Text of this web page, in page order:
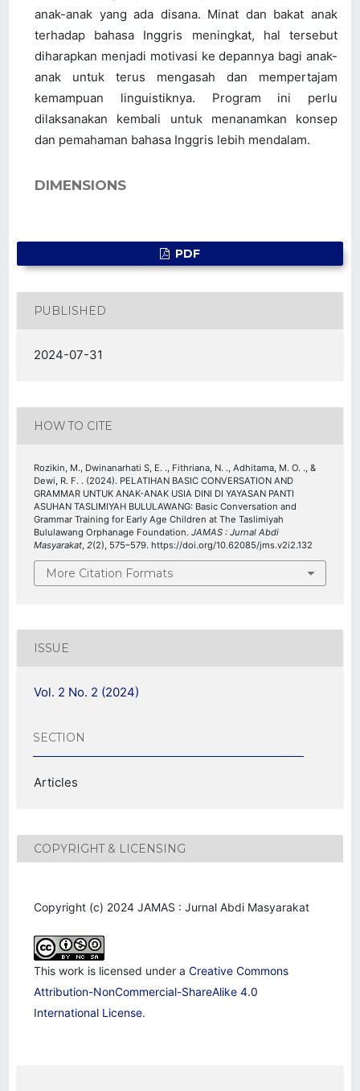
anak-anak yang ada disana. Minat dan bakat anak
terhadap bahasa Inggris meningkat, hal tersebut
diharapkan menjadi motivasi ke depannya bagi anak-
anak untuk terus mengasah dan mempertajam
kemampuan linguistiknya. Program ini perlu
dilaksanakan kembali untuk menanamkan konsep
dan pemahaman bahasa Inggris lebih mendalam.
DIMENSIONS
PDF
PUBLISHED
2024-07-31
HOW TO CITE
Rozikin, M., Dwinanarhati S, E. ., Fithriana, N. ., Adhitama, M. O. ., &
Dewi, R. F. . (2024). PELATIHAN BASIC CONVERSATION AND
GRAMMAR UNTUK ANAK-ANAK USIA DINI DI YAYASAN PANTI
ASUHAN TASLIMIYAH BULULAWANG: Basic Conversation and
Grammar Training for Early Age Children at The Taslimiyah
Bululawang Orphanage Foundation.JAMAS : Jurnal Abdi
Masyarakat,2(2), 575–579. https://doi.org/10.62085/jms.v2i2.132
More Citation Formats
ISSUE
Vol. 2 No. 2 (2024)
SECTION
Articles
COPYRIGHT & LICENSING
Copyright (c) 2024 JAMAS : Jurnal Abdi Masyarakat
This work is licensed under aCreative Commons
Attribution-NonCommercial-ShareAlike 4.0
International License.